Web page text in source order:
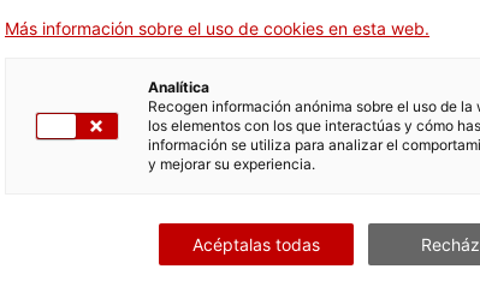
septiembre de 2027
Más información sobre el uso de cookies en esta web.
Analítica
Recogen información anónima sobre el uso de
los elementos con los que interactúas y cómo
información se utiliza para analizar el
y mejorar su experiencia.
Acéptalas todas